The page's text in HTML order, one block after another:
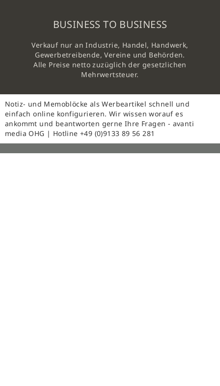
BUSINESS TO BUSINESS
Verkauf nur an Industrie, Handel, Handwerk,
Gewerbetreibende, Vereine und Behörden.
Alle Preise netto zuzüglich der gesetzlichen
Mehrwertsteuer.
Notiz- und Memoblöcke als Werbeartikel schnell und
einfach online konfigurieren. Wir wissen worauf es
ankommt und beantworten gerne Ihre Fragen - avanti
media OHG | Hotline +49 (0)9133 89 56 281